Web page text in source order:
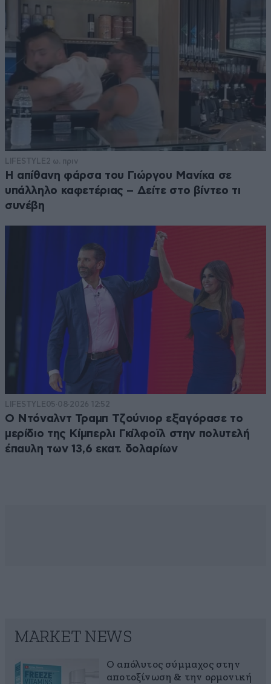
LIFESTYLE 2 ω. πριν
Η απίθανη φάρσα του Γιώργου Μανίκα σε
υπάλληλο καφετέριας – Δείτε στο βίντεο τι
συνέβη
LIFESTYLE05·08·2026 12:52
Ο Ντόναλντ Τραμπ Τζούνιορ εξαγόρασε το
μερίδιο της Κίμπερλι Γκίλφοϊλ στην πολυτελή
έπαυλη των 13,6 εκατ. δολαρίων
MARKET NEWS
Ο απόλυτος σύμμαχος στην
αποτοξίνωση & την ορμονική